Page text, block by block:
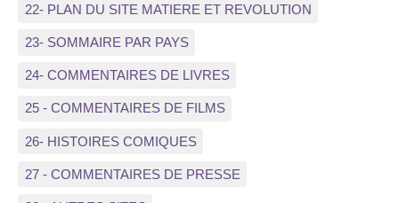
22- PLAN DU SITE MATIERE ET REVOLUTION
23- SOMMAIRE PAR PAYS
24- COMMENTAIRES DE LIVRES
25 - COMMENTAIRES DE FILMS
26- HISTOIRES COMIQUES
27 - COMMENTAIRES DE PRESSE